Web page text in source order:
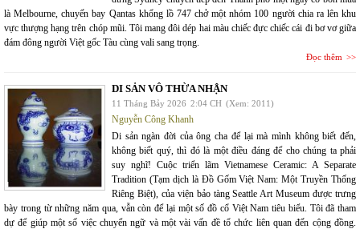
là Melbourne, chuyến bay Qantas khổng lồ 747 chở một nhóm 100 người chia ra lên khu
vực thượng hạng trên chóp mũi. Tôi mang đôi dép hai màu chiếc đực chiếc cái đi bơ vơ giữa
đám đông người Việt gốc Tàu cùng vali sang trọng.
Đọc thêm
DI SẢN VÔ THỪA NHẬN
11 Tháng Bảy 2026 2:04 CH (Xem: 2011)
Nguyễn Công Khanh
Di sản ngàn đời của ông cha để lại mà mình không biết đến,
không biết quý, thì đó là một điều đáng để cho chúng ta phải
suy nghĩ! Cuộc triển lãm Vietnamese Ceramic: A Separate
Tradition (Tạm dịch là Đồ Gốm Việt Nam: Một Truyền Thống
Riêng Biệt), của viện bảo tàng Seattle Art Museum được trưng
bày trong từ những năm qua, vẫn còn để lại một số đồ cổ Việt Nam tiêu biểu. Tôi đã tham
dự để giúp một số việc chuyển ngữ và một vài vấn đề tổ chức liên quan đến cộng đồng.